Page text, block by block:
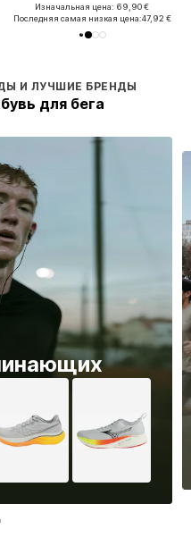
Изначальная цена: 69,90 €
Последняя самая низкая цена:47,92 €
И ЛУЧШИЕ БРЕНДЫ
для бега